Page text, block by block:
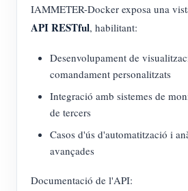
IAMMETER-Docker exposa una
API RESTful, habilitant:
Desenvolupament de
comandament personalitzats
Integració amb sistemes de
de tercers
Casos d'ús d'automatització i
avançades
Documentació de l'API: